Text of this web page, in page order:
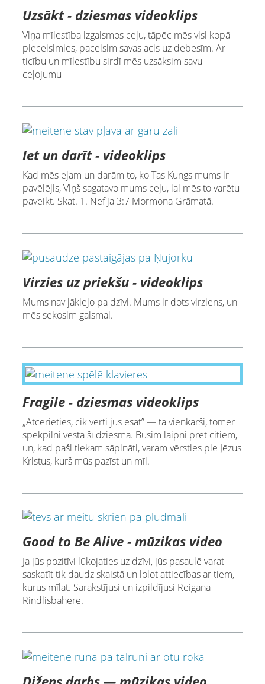
Uzsākt - dziesmas videoklips
Viņa mīlestība izgaismos ceļu, tāpēc mēs visi kopā
piecelsimies, pacelsim savas acis uz debesīm. Ar
ticību un mīlestību sirdī mēs uzsāksim savu
ceļojumu
Iet un darīt - videoklips
Kad mēs ejam un darām to, ko Tas Kungs mums ir
pavēlējis, Viņš sagatavo mums ceļu, lai mēs to varētu
paveikt. Skat. 1. Nefija 3:7 Mormona Grāmatā.
Virzies uz priekšu - videoklips
Mums nav jāklejo pa dzīvi. Mums ir dots virziens, un
mēs sekosim gaismai.
Fragile - dziesmas videoklips
„Atcerieties, cik vērti jūs esat” — tā vienkārši, tomēr
spēkpilni vēsta šī dziesma. Būsim laipni pret citiem,
un, kad paši tiekam sāpināti, varam vērsties pie Jēzus
Kristus, kurš mūs pazīst un mīl.
Good to Be Alive - mūzikas video
Ja jūs pozitīvi lūkojaties uz dzīvi, jūs pasaulē varat
saskatīt tik daudz skaistā un lolot attiecības ar tiem,
kurus mīlat. Sarakstījusi un izpildījusi Reigana
Rindlisbahere.